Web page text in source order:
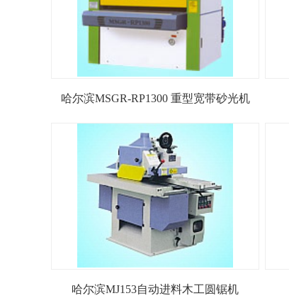
哈尔滨MSGR-RP1300 重型宽带砂光机
哈尔滨MJ153自动进料木工圆锯机